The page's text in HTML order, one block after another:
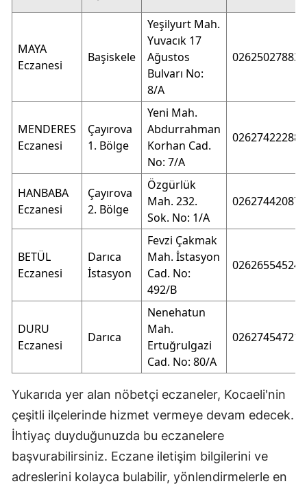
MAYA
Eczanesi
Başiskele
Yeşilyurt Mah.
Yuvacık 17
Ağustos
Bulvarı No:
8/A
02625027883
MENDERES
Eczanesi
Çayırova
1. Bölge
Yeni Mah.
Abdurrahman
Korhan Cad.
No: 7/A
02627422288
HANBABA
Eczanesi
Çayırova
2. Bölge
Özgürlük
Mah. 232.
Sok. No: 1/A
02627442087
BETÜL
Eczanesi
Darıca
İstasyon
Fevzi Çakmak
Mah. İstasyon
Cad. No:
492/B
02626554524
DURU
Eczanesi
Darıca
Nenehatun
Mah.
Ertuğrulgazi
Cad. No: 80/A
02627454721
Yukarıda yer alan nöbetçi eczaneler, Kocaeli'nin
çeşitli ilçelerinde hizmet vermeye devam edecek.
İhtiyaç duyduğunuzda bu eczanelere
başvurabilirsiniz. Eczane iletişim bilgilerini ve
adreslerini kolayca bulabilir, yönlendirmelerle en